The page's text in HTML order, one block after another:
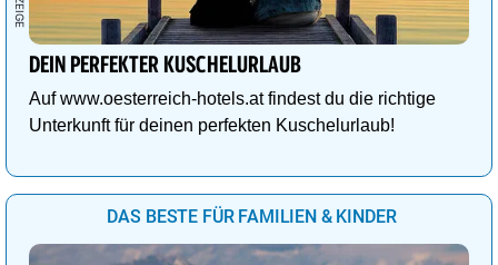
DEIN PERFEKTER KUSCHELURLAUB
Auf www.oesterreich-hotels.at findest du die richtige
Unterkunft für deinen perfekten Kuschelurlaub!
DAS BESTE FÜR FAMILIEN & KINDER